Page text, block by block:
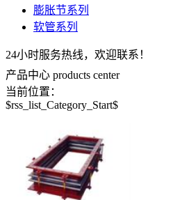
膨胀节系列
软管系列
24小时服务热线，欢迎联系！
产品中心 products center
当前位置：
$rss_list_Category_Start$